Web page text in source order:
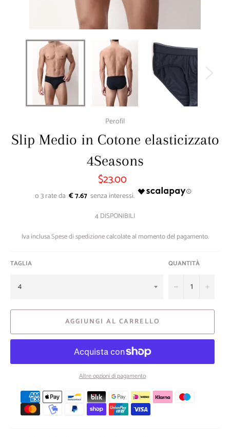
Perofil
Slip Medio in Cotone elasticizzato
4Seasons
Prezzo
di
listino
$23.00
€ 7.67
4 DISPONIBILI
Iva inclusaSpese di spedizionecalcolate al momento del pagamento.
TAGLIA QUANTITÀ
− +
AGGIUNGI AL CARRELLO
Altre opzioni di pagamento
Metodi
di
pagamento